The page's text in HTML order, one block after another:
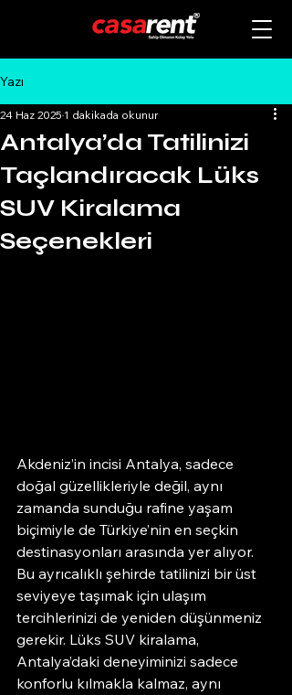
Yazı
Antalya’da Tatilinizi
Taçlandıracak Lüks
SUV Kiralama
Seçenekleri
24 Haz 2025 1 dakikada okunur
Akdeniz’in incisi Antalya, sadece
doğal güzellikleriyle değil, aynı
zamanda sunduğu rafine yaşam
biçimiyle de Türkiye’nin en seçkin
destinasyonları arasında yer alıyor.
Bu ayrıcalıklı şehirde tatilinizi bir üst
seviyeye taşımak için ulaşım
tercihlerinizi de yeniden düşünmeniz
gerekir. Lüks SUV kiralama,
Antalya’daki deneyiminizi sadece
konforlu kılmakla kalmaz, aynı